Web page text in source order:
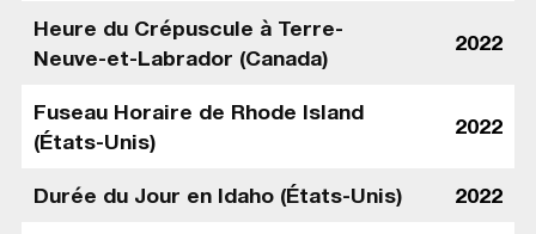
Heure du Crépuscule à Terre-
Neuve-et-Labrador (Canada)
2022
Fuseau Horaire de Rhode Island
(États-Unis)
2022
Durée du Jour en Idaho (États-Unis) 2022